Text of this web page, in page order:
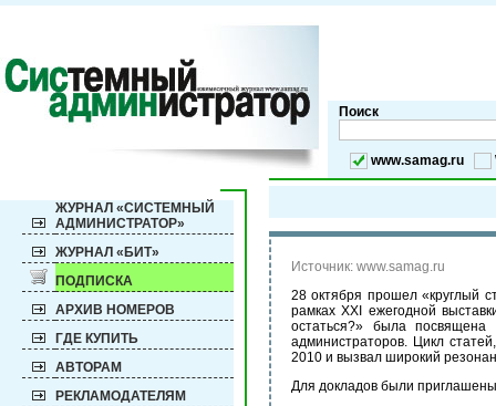
Поиск
www.samag.ru
ЖУРНАЛ «СИСТЕМНЫЙ
АДМИНИСТРАТОР»
ЖУРНАЛ «БИТ»
ПОДПИСКА
АРХИВ НОМЕРОВ
ГДЕ КУПИТЬ
АВТОРАМ
РЕКЛАМОДАТЕЛЯМ
Источник: www.samag.ru
28 октября прошел «круглый
рамках XXI ежегодной
остаться?» была
администраторов. Цикл
2010 и вызвал широкий
Для докладов были